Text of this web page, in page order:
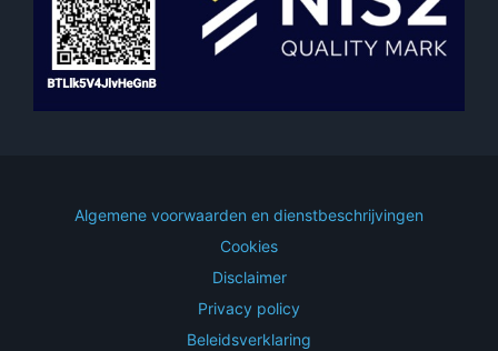
Algemene voorwaarden en dienstbeschrijvingen
Cookies
Disclaimer
Privacy policy
Beleidsverklaring